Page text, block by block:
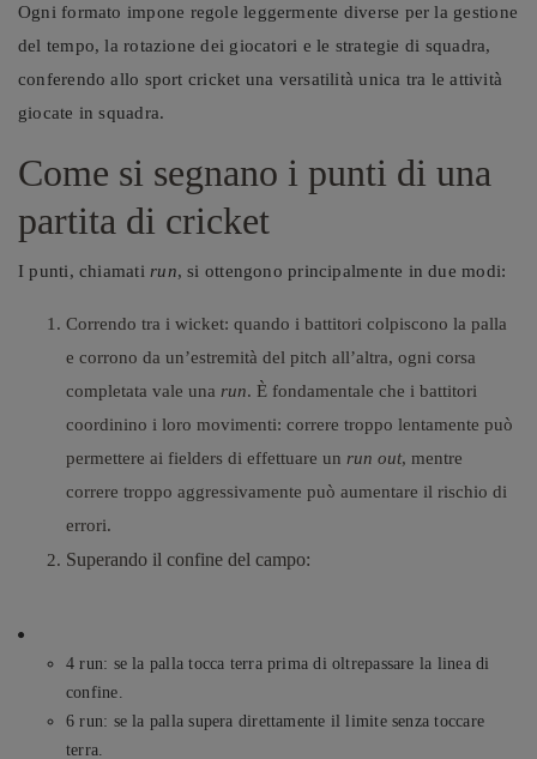
Ogni formato impone regole leggermente diverse per la gestione
del tempo, la rotazione dei giocatori e le strategie di squadra,
conferendo allo sport cricket una versatilità unica tra le attività
giocate in squadra.
Come si segnano i punti di una
partita di cricket
I punti, chiamati run, si ottengono principalmente in due modi:
Correndo tra i wicket: quando i battitori colpiscono la palla
e corrono da un’estremità del pitch all’altra, ogni corsa
completata vale una run. È fondamentale che i battitori
coordinino i loro movimenti: correre troppo lentamente può
permettere ai fielders di effettuare un run out, mentre
correre troppo aggressivamente può aumentare il rischio di
errori.
Superando il confine del campo:
4 run: se la palla tocca terra prima di oltrepassare la linea di
confine.
6 run: se la palla supera direttamente il limite senza toccare
terra.